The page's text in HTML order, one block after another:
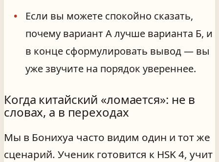
Если вы можете спокойно сказать,
почему вариант А лучше варианта Б, и
в конце сформулировать вывод — вы
уже звучите на порядок увереннее.
Когда китайский «ломается»: не в
словах, а в переходах
Мы в Бонихуа часто видим один и тот же
сценарий. Ученик готовится к HSK 4, учит